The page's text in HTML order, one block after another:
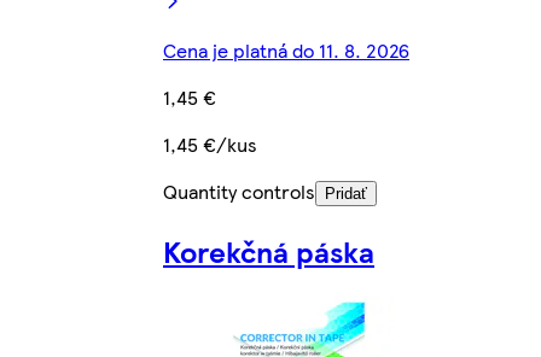
Cena je platná do 11. 8. 2026
1,45 €
1,45 €/kus
Quantity controls
Pridať
Korekčná páska